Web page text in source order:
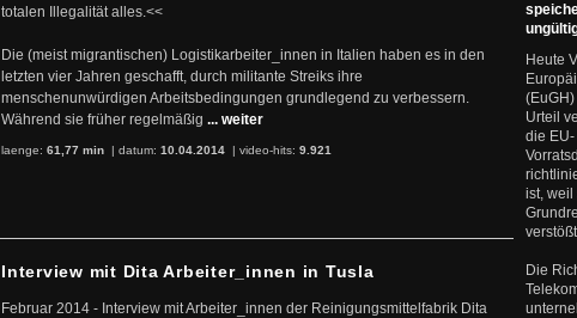
totalen Illegalität alles.<<
Die (meist migrantischen) Logistikarbeiter_innen in Italien haben es in den
letzten vier Jahren geschafft, durch militante Streiks ihre
menschenunwürdigen Arbeitsbedingungen grundlegend zu verbessern.
Während sie früher regelmäßig ... weiter
laenge: 61,77 min | datum: 10.04.2014 | video-hits: 9.921
Interview mit Dita Arbeiter_innen in Tusla
Februar 2014 - Interview mit Arbeiter_innen der Reinigungsmittelfabrik Dita
Heute
Urteil
die EU-
ist, weil
Die